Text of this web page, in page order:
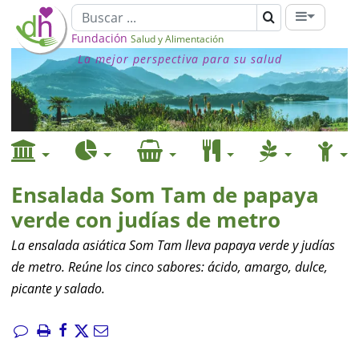
Fundación Salud y Alimentación
La mejor perspectiva para su salud
Ensalada Som Tam de papaya
verde con judías de metro
La ensalada asiática Som Tam lleva papaya verde y judías
de metro. Reúne los cinco sabores: ácido, amargo, dulce,
picante y salado.